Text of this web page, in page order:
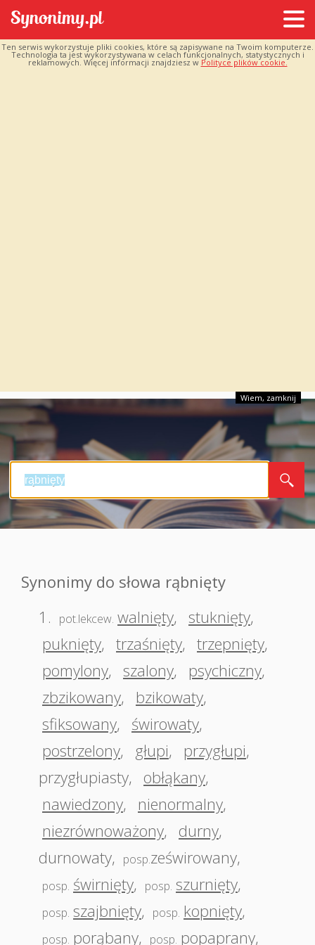
Ten serwis wykorzystuje pliki cookies, które są zapisywane na Twoim komputerze.
Technologia ta jest wykorzystywana w celach funkcjonalnych, statystycznych i
reklamowych. Więcej informacji znajdziesz w Polityce plików cookie.
Wiem, zamknij
Synonimy do słowa rąbnięty
1.
pot.lekcew. walnięty, stuknięty,
puknięty, trzaśnięty, trzepnięty,
pomylony, szalony, psychiczny,
zbzikowany, bzikowaty,
sfiksowany, świrowaty,
postrzelony, głupi, przygłupi,
przygłupiasty, obłąkany,
nawiedzony, nienormalny,
niezrównoważony, durny,
durnowaty, posp.ześwirowany,
posp. świrnięty, posp. szurnięty,
posp. szajbnięty, posp. kopnięty,
posp. porąbany, posp. popaprany,